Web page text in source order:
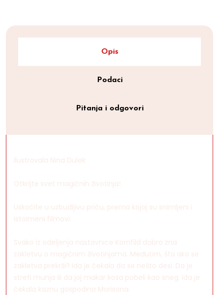
Opis
Podaci
Pitanja i odgovori
Ilustrovala Nina Dulek
Otkrijte svet magičnih životinja!
Uskočite u uzbudljivu priču, prema kojoj su snimljeni i
istoimeni filmovi.
Svako iz odeljenja nastavnice Kornfild dobro zna
zakletvu o magičnim životinjama. Međutim, šta ako se
zakletva prekrši? Ida je čekala da se nešto desi. Da je
strefi munja ili da joj makar kosa pobeli kao sneg. Ida je
čekala kaznu gospodina Morisona.